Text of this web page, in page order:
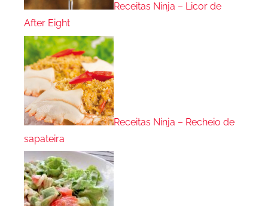
Receitas Ninja – Licor de
After Eight
Receitas Ninja – Recheio de
sapateira